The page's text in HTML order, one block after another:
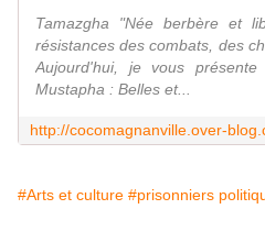
Tamazgha "Née berbère et
résistances des combats, des
Aujourd'hui, je vous
Mustapha : Belles et...
#Arts et culture #prisonniers